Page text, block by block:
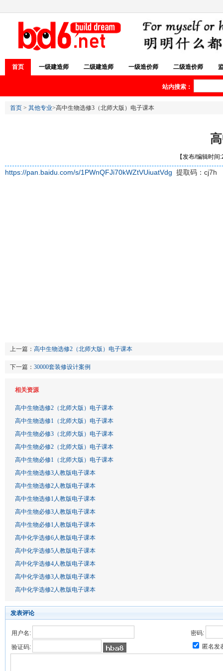
首页 一级建造师 二级建造师 一级造价师 二级造价师
站内搜索：
首页 > 其他专业>高中生物选修3（北师大版）电子课本
【发布/编辑时
https://pan.baidu.com/s/1PWnQFJi70kWZtVUiuatVdg 提取码：cj7h
上一篇： 高中生物选修2（北师大版）电子课本
下一篇： 30000套装修设计案例
相关资源
高中生物选修2（北师大版）电子课本
高中生物选修1（北师大版）电子课本
高中生物必修3（北师大版）电子课本
高中生物必修2（北师大版）电子课本
高中生物必修1（北师大版）电子课本
高中生物选修3人教版电子课本
高中生物选修2人教版电子课本
高中生物选修1人教版电子课本
高中生物必修3人教版电子课本
高中生物必修1人教版电子课本
高中化学选修6人教版电子课本
高中化学选修5人教版电子课本
高中化学选修4人教版电子课本
高中化学选修3人教版电子课本
高中化学选修2人教版电子课本
发表评论
用户名:
密码:
验证码:
匿名发